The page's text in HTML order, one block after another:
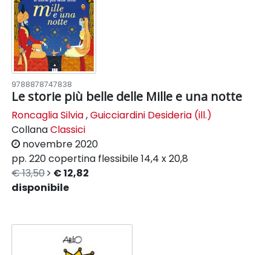
9788878747838
Le storie più belle delle Mille e una notte
Roncaglia Silvia,Guicciardini Desideria (ill.)
CollanaClassici
novembre 2020
pp. 220copertina flessibile14,4 x 20,8
€ 13,50
€ 12,82
disponibile